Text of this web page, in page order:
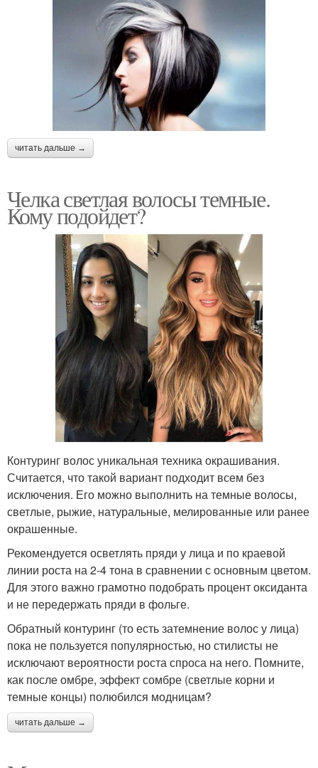
читать дальше →
Челка светлая волосы темные.
Кому подойдет?
Контуринг волос уникальная техника окрашивания.
Считается, что такой вариант подходит всем без
исключения. Его можно выполнить на темные волосы,
светлые, рыжие, натуральные, мелированные или ранее
окрашенные.
Рекомендуется осветлять пряди у лица и по краевой
линии роста на 2-4 тона в сравнении с основным цветом.
Для этого важно грамотно подобрать процент оксиданта
и не передержать пряди в фольге.
Обратный контуринг (то есть затемнение волос у лица)
пока не пользуется популярностью, но стилисты не
исключают вероятности роста спроса на него. Помните,
как после омбре, эффект сомбре (светлые корни и
темные концы) полюбился модницам?
читать дальше →